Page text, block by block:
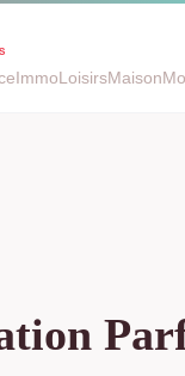
ImmoLoisirsMaison